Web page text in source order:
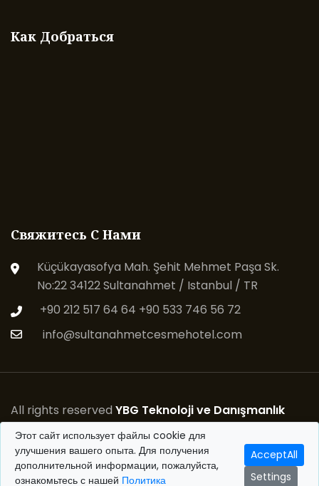
Как Добраться
Свяжитесь С Нами
Küçükayasofya Mah. Şehit Mehmet Paşa Sk.
No:22 34122 Sultanahmet / Istanbul / TR
+90 212 517 64 64 +90 533 746 56 72
info@sultanahmetcesmehotel.com
All rights reserved YBG Teknoloji ve Danışmanlık
Hizmetleri
Follow Us
Этот сайт использует файлы cookie для
улучшения вашего опыта. Для получения
дополнительной информации, пожалуйста,
ознакомьтесь с нашей Политика
AcceptAll
Settings